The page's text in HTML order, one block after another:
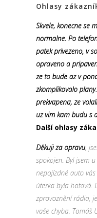
Ohlasy
Skvele, konecne se
normalne. Po
patek privezeno, v
opraveno a
ze to bude az v
zkomplikovalo
prekvapena, ze
uz vim kam budu s
Další ohlasy
Děkuji za opravu,
spokojen. Byl jsem
nepojízdné auto
úterka byla hotová.
zprovoznění rádia,
vaše chyba. Tomáš